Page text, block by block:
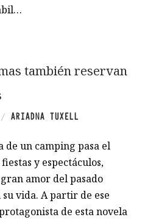
también reservan
/ ARIADNA TUXELL
de un camping pasa el
y espectáculos,
amor del pasado
vida. A partir de ese
de esta novela